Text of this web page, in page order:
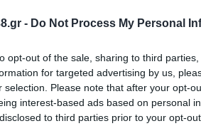
- Do Not Process My Personal
opt-out of the sale, sharing to third
for targeted advertising by us,
selection. Please note that after your opt-
interest-based ads based on personal
to third parties prior to your opt-
Ως ενεργός πολίτης
τη γενέτειρά του, τη
συνδυασμός συνέπειας και
καθολική εκτίμηση. Η
πάνω στους οποίους